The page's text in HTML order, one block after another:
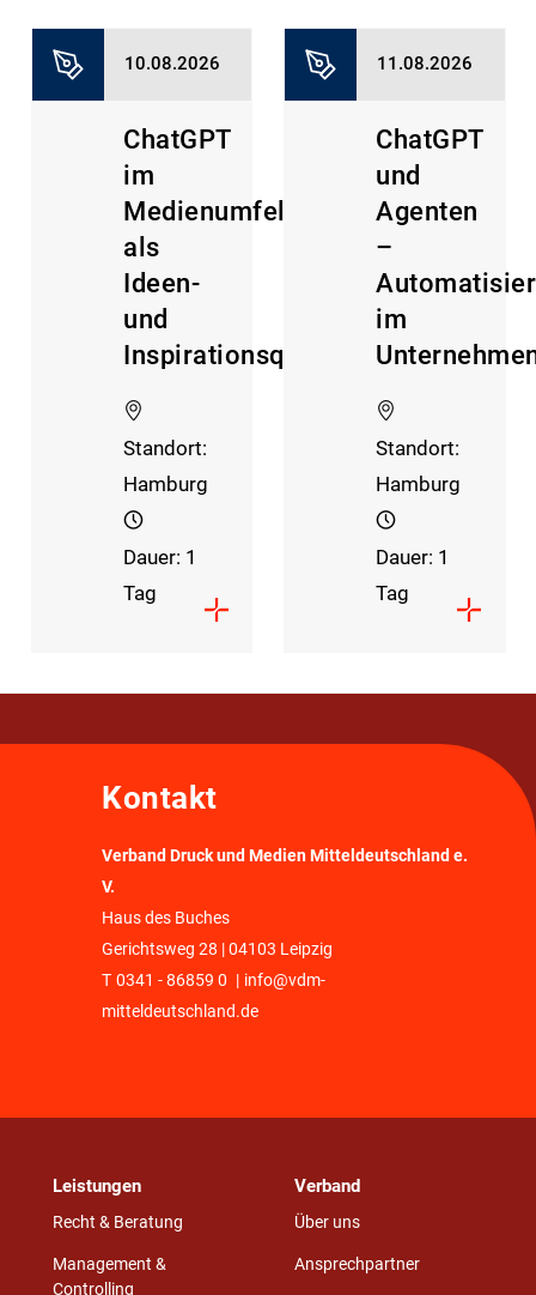
10.08.2026
ChatGPT
im
Medienumfeld
als
Ideen-
und
Inspirationsquelle
Standort:
Hamburg
Dauer: 1
Tag
11.08.2026
ChatGPT
und
Agenten
–
im
Standort:
Hamburg
Dauer: 1
Tag
Kontakt
Verband Druck und Medien Mitteldeutschland e.
V.
Haus des Buches
Gerichtsweg 28 | 04103 Leipzig
T 0341 - 86859 0 | info@vdm-
mitteldeutschland.de
Leistungen
Recht & Beratung
Management &
Controlling
Verband
Über uns
Ansprechpartner